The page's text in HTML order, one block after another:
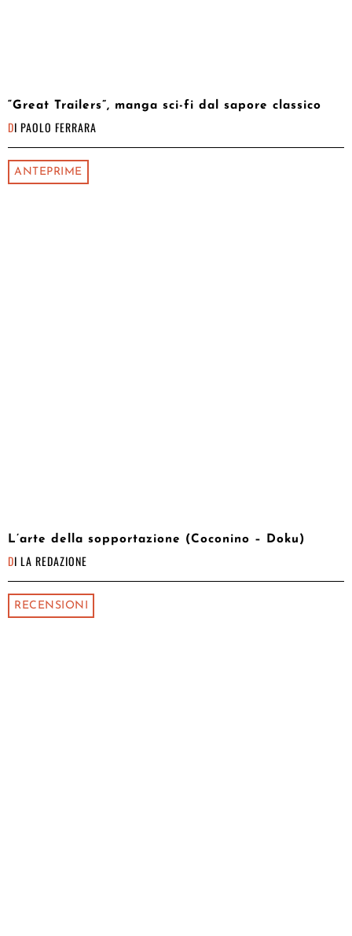
“Great Trailers”, manga sci-fi dal sapore classico
DI PAOLO FERRARA
ANTEPRIME
L’arte della sopportazione (Coconino – Doku)
DI LA REDAZIONE
RECENSIONI